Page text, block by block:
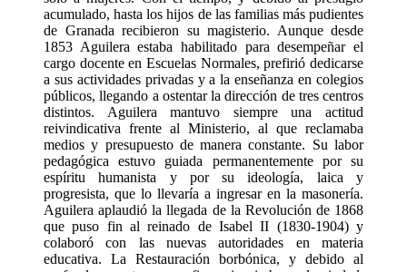
acumulado, hasta los hijos de las familias más pudientes
de Granada recibieron su magisterio. Aunque desde
1853 Aguilera estaba habilitado para desempeñar el
cargo docente en Escuelas Normales, prefirió dedicarse
a sus actividades privadas y a la enseñanza en colegios
públicos, llegando a ostentar la dirección de tres centros
distintos. Aguilera mantuvo siempre una actitud
reivindicativa frente al Ministerio, al que reclamaba
medios y presupuesto de manera constante. Su labor
pedagógica estuvo guiada permanentemente por su
espíritu humanista y por su ideología, laica y
progresista, que lo llevaría a ingresar en la masonería.
Aguilera aplaudió la llegada de la Revolución de 1868
que puso fin al reinado de Isabel II (1830-1904) y
colaboró con las nuevas autoridades en materia
educativa. La Restauración borbónica, y debido al